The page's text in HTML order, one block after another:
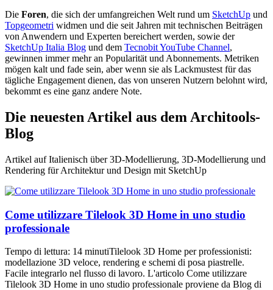
Die Foren, die sich der umfangreichen Welt rund um SketchUp und
Topgeometri widmen und die seit Jahren mit technischen Beiträgen
von Anwendern und Experten bereichert werden, sowie der
SketchUp Italia Blog und dem Tecnobit YouTube Channel,
gewinnen immer mehr an Popularität und Abonnements. Metriken
mögen kalt und fade sein, aber wenn sie als Lackmustest für das
tägliche Engagement dienen, das von unseren Nutzern belohnt wird,
bekommt es eine ganz andere Note.
Die neuesten Artikel aus dem Architools-
Blog
Artikel auf Italienisch über 3D-Modellierung, 3D-Modellierung und
Rendering für Architektur und Design mit SketchUp
Come utilizzare Tilelook 3D Home in uno studio
professionale
Tempo di lettura: 14 minutiTilelook 3D Home per professionisti:
modellazione 3D veloce, rendering e schemi di posa piastrelle.
Facile integrarlo nel flusso di lavoro. L'articolo Come utilizzare
Tilelook 3D Home in uno studio professionale proviene da Blog di